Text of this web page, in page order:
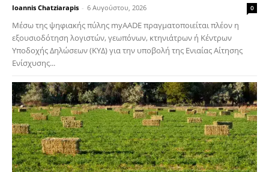
Ioannis Chatziarapis - 6 Αυγούστου, 2026 0
Μέσω της ψηφιακής πύλης myAADE πραγματοποιείται πλέον η
εξουσιοδότηση λογιστών, γεωπόνων, κτηνιάτρων ή Κέντρων
Υποδοχής Δηλώσεων (ΚΥΔ) για την υποβολή της Ενιαίας Αίτησης
Ενίσχυσης...